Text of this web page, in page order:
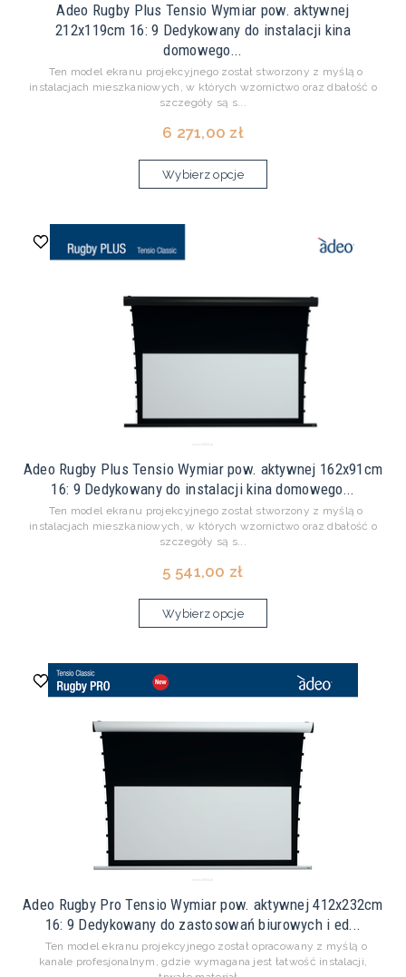
Adeo Rugby Plus Tensio Wymiar pow. aktywnej
212x119cm 16: 9 Dedykowany do instalacji kina
domowego...
Ten model ekranu projekcyjnego został stworzony z myślą o
instalacjach mieszkaniowych, w których wzornictwo oraz dbałość o
szczegóły są s...
6 271,00 zł
Wybierz opcje
Adeo Rugby Plus Tensio Wymiar pow. aktywnej 162x91cm
16: 9 Dedykowany do instalacji kina domowego...
Ten model ekranu projekcyjnego został stworzony z myślą o
instalacjach mieszkaniowych, w których wzornictwo oraz dbałość o
szczegóły są s...
5 541,00 zł
Wybierz opcje
Adeo Rugby Pro Tensio Wymiar pow. aktywnej 412x232cm
16: 9 Dedykowany do zastosowań biurowych i ed...
Ten model ekranu projekcyjnego został opracowany z myślą o
kanale profesjonalnym, gdzie wymagana jest łatwość instalacji,